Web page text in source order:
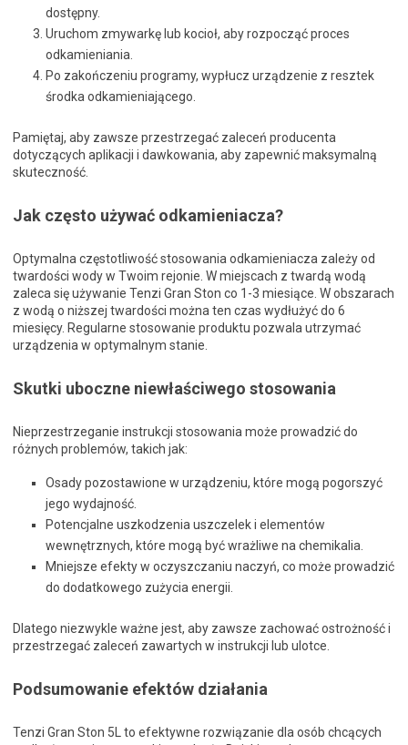
dostępny.
Uruchom zmywarkę lub kocioł, aby rozpocząć proces
odkamieniania.
Po zakończeniu programy, wypłucz urządzenie z resztek
środka odkamieniającego.
Pamiętaj, aby zawsze przestrzegać zaleceń producenta
dotyczących aplikacji i dawkowania, aby zapewnić maksymalną
skuteczność.
Jak często używać odkamieniacza?
Optymalna częstotliwość stosowania odkamieniacza zależy od
twardości wody w Twoim rejonie. W miejscach z twardą wodą
zaleca się używanie Tenzi Gran Ston co 1-3 miesiące. W obszarach
z wodą o niższej twardości można ten czas wydłużyć do 6
miesięcy. Regularne stosowanie produktu pozwala utrzymać
urządzenia w optymalnym stanie.
Skutki uboczne niewłaściwego stosowania
Nieprzestrzeganie instrukcji stosowania może prowadzić do
różnych problemów, takich jak:
Osady pozostawione w urządzeniu, które mogą pogorszyć
jego wydajność.
Potencjalne uszkodzenia uszczelek i elementów
wewnętrznych, które mogą być wrażliwe na chemikalia.
Mniejsze efekty w oczyszczaniu naczyń, co może prowadzić
do dodatkowego zużycia energii.
Dlatego niezwykle ważne jest, aby zawsze zachować ostrożność i
przestrzegać zaleceń zawartych w instrukcji lub ulotce.
Podsumowanie efektów działania
Tenzi Gran Ston 5L to efektywne rozwiązanie dla osób chcących